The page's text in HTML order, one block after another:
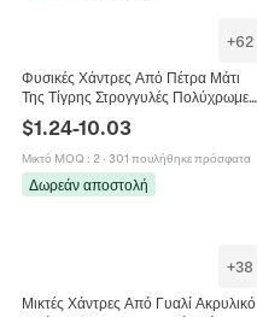
+62
Φυσικές Χάντρες Από Πέτρα Μάτι
Της Τίγρης Στρογγυλές Πολύχρωμες
Γυαλισμένες Εφέ Ματιού Γάτας
Κατασκευή Κοσμημάτων DIY
$1.24-10.03
Μικτό MOQ : 2· 301 πουλήθηκε πρόσφατα
Δωρεάν αποστολή
+38
Μικτές Χάντρες Από Γυαλί Ακρυλικό